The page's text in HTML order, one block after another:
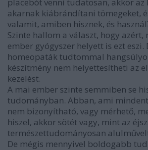
akarnak kiábrándítani tömegeket,
valamit, amiben hisznek, és
Szinte hallom a választ, hogy azért,
ember gyógyszer helyett is ezt eszi.
homeopaták tudtommal
készítmény nem helyettesítheti az
kezelést.
A mai ember szinte semmiben se
tudományban. Abban, ami
nem bizonyítható, vagy mérhető,
hiszel, akkor sötét vagy, mint az
természettudományosan
De mégis mennyivel boldogabb